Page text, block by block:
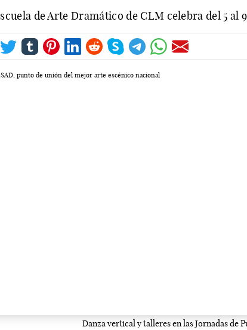
de Arte Dramático de CLM celebra del 5
Danza vertical y talleres en las Jornadas de